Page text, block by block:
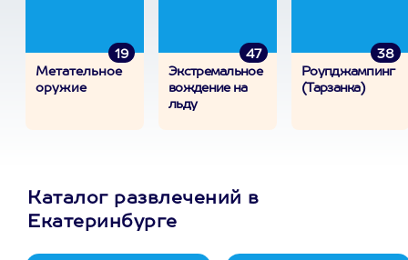
19
Метательное
оружие
47
Экстремальное
вождение на
льду
38
Роупджампинг
(Тарзанка)
Каталог развлечений в
Екатеринбурге